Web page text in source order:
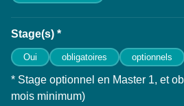
Stage(s) *
Oui obligatoires optionnels
* Stage optionnel en Master 1, et
mois minimum)